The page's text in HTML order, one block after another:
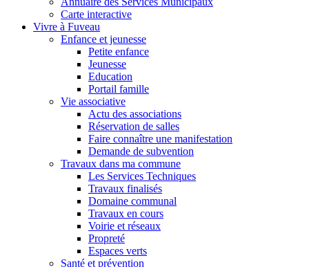
Carte interactive
Vivre à Fuveau
Enfance et jeunesse
Petite enfance
Jeunesse
Education
Portail famille
Vie associative
Actu des associations
Réservation de salles
Faire connaître une manifestation
Demande de subvention
Travaux dans ma commune
Les Services Techniques
Travaux finalisés
Domaine communal
Travaux en cours
Voirie et réseaux
Propreté
Espaces verts
Santé et prévention